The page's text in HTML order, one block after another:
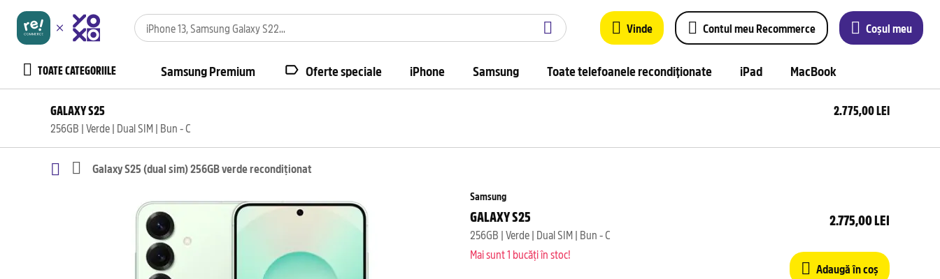
Vinde Contul meu Recommerce Coșul meu
TOATE CATEGORIILE Samsung Premium Oferte speciale iPhone Samsung Toate telefoanele recondiționate iPad MacBook
GALAXY S25
256GB | Verde | Dual SIM | Bun - C
2.775,00 LEI
în
Galaxy S25 (dual sim) 256GB verde recondiționat
Samsung
GALAXY S25
256GB | Verde | Dual SIM | Bun - C
Mai sunt 1 bucăți în stoc!
2.775,00 LEI
Adaugă în coș